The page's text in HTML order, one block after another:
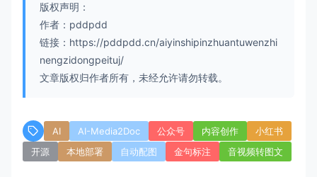
版权声明：
作者：pddpdd
链接：https://pddpdd.cn/aiyinshipinzhuantuwenzhi
nengzidongpeituj/
文章版权归作者所有，未经允许请勿转载。
AI AI-Media2Doc 公众号 内容创作
小红书
开源
本地部署 自动配图 金句标注 音视频转图文